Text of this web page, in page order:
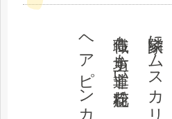
住職も坊主も非道い花粉症